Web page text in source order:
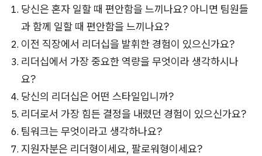
당신은 혼자 일할 때 편안함을 느끼나요? 아니면 팀원들
과 함께 일할 때 편안함을 느끼나요?
이전 직장에서 리더십을 발휘한 경험이 있으신가요?
리더십에서 가장 중요한 역량을 무엇이라 생각하시나
요?
당신의 리더십은 어떤 스타일입니까?
리더로서 가장 힘든 결정을 내렸던 경험이 있으신가요?
팀워크는 무엇이라고 생각하나요?
지원자분은 리더형이세요, 팔로워형이세요?